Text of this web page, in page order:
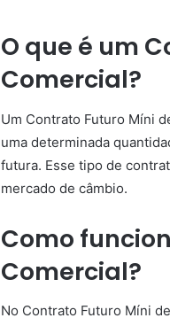
O que é um
Comercial?
Um Contrato Futuro Míni
uma determinada
futura. Esse tipo de
mercado de câmbio.
Como
Comercial?
No Contrato Futuro Míni